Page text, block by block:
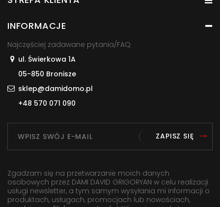
INFORMACJE
Najczęściej zadawane pytania/FAQ
ul. Świerkowa 1A
05-850 Bronisze
sklep@damidomo.pl
+48 570 071 090
ZAPISZ SIĘ
Zgadzam się na przetwarzanie moich danych
osobowych przez DAMI DAVID GRIGORYAN w celu realizacji
usługi newsletter, a tym samym wysyłania mi informacji o
produktach, usługach, promocjach lub nowościach,